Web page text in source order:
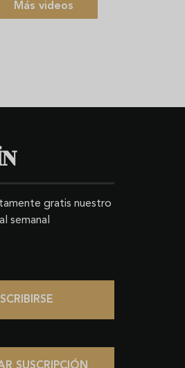
Más videos
gratis nuestro
semanal